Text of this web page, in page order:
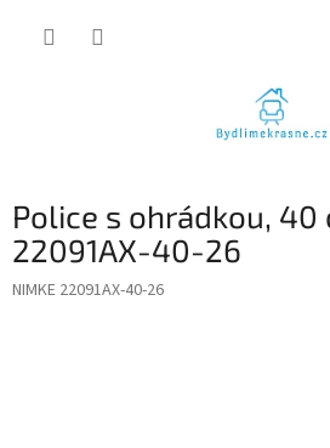
Police s ohrádkou, 40
22091AX-40-26
NIMKE 22091AX-40-26